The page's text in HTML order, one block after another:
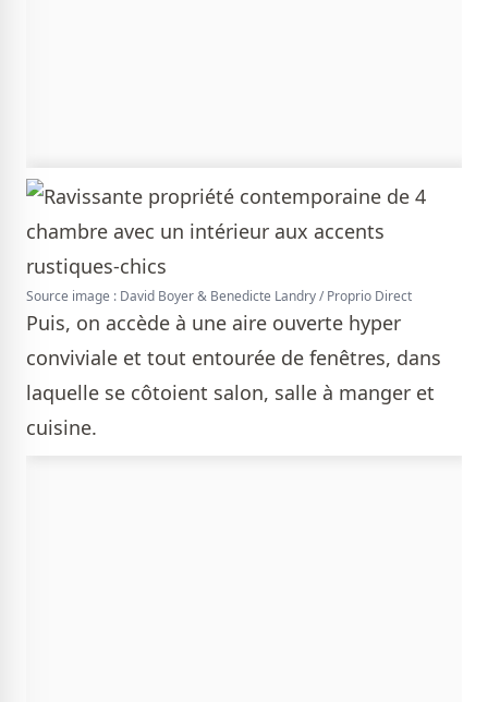
Source image : David Boyer & Benedicte Landry / Proprio Direct
Puis, on accède à une aire ouverte hyper
conviviale et tout entourée de fenêtres, dans
laquelle se côtoient salon, salle à manger et
cuisine.